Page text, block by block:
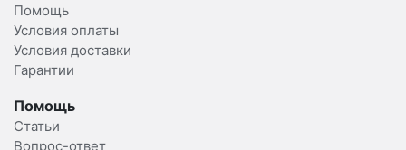
Помощь
Условия оплаты
Условия доставки
Гарантии
Помощь
Статьи
Вопрос-ответ